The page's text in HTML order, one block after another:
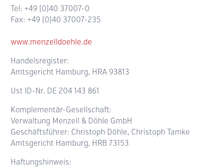
Tel: +49 (0)40 37007-0
Fax: +49 (0)40 37007-235
www.menzelldoehle.de
Handelsregister:
Amtsgericht Hamburg, HRA 93813
Ust ID-Nr. DE 204 143 861
Komplementär-Gesellschaft:
Verwaltung Menzell & Döhle GmbH
Geschäftsführer: Christoph Döhle, Christoph Tamke
Amtsgericht Hamburg, HRB 73153
Haftungshinweis: